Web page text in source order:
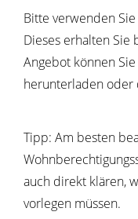
Bitte verwenden
Dieses erhalten Sie
Angebot können
herunterladen oder
Tipp: Am besten
auch direkt klären,
vorlegen müssen.